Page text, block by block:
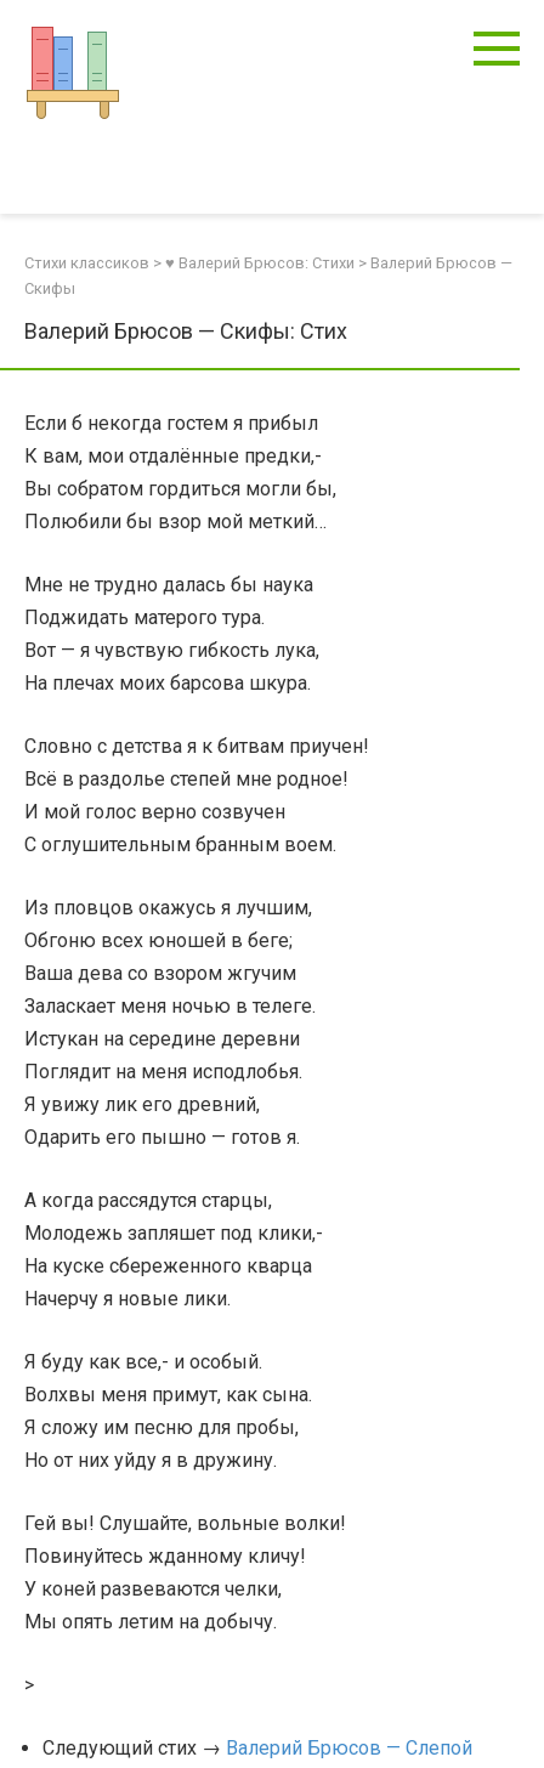
контенту
Стихи классиков > ♥ Валерий Брюсов: Стихи > Валерий Брюсов —
Скифы
Валерий Брюсов — Скифы: Стих
Если б некогда гостем я прибыл
К вам, мои отдалённые предки,-
Вы собратом гордиться могли бы,
Полюбили бы взор мой меткий…
Мне не трудно далась бы наука
Поджидать матерого тура.
Вот — я чувствую гибкость лука,
На плечах моих барсова шкура.
Словно с детства я к битвам приучен!
Всё в раздолье степей мне родное!
И мой голос верно созвучен
С оглушительным бранным воем.
Из пловцов окажусь я лучшим,
Обгоню всех юношей в беге;
Ваша дева со взором жгучим
Заласкает меня ночью в телеге.
Истукан на середине деревни
Поглядит на меня исподлобья.
Я увижу лик его древний,
Одарить его пышно — готов я.
А когда рассядутся старцы,
Молодежь запляшет под клики,-
На куске сбереженного кварца
Начерчу я новые лики.
Я буду как все,- и особый.
Волхвы меня примут, как сына.
Я сложу им песню для пробы,
Но от них уйду я в дружину.
Гей вы! Слушайте, вольные волки!
Повинуйтесь жданному кличу!
У коней развеваются челки,
Мы опять летим на добычу.
>
Следующий стих → Валерий Брюсов — Слепой